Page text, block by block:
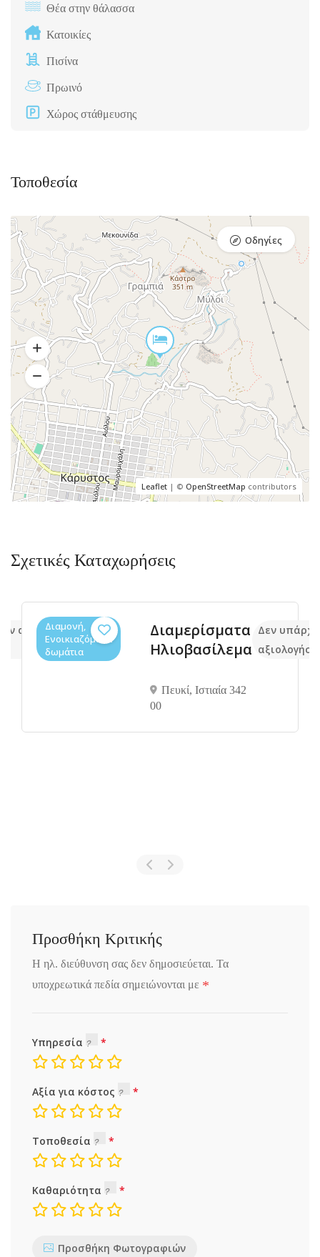
Θέα στην θάλασσα
Κατοικίες
Πισίνα
Πρωινό
Χώρος στάθμευσης
Τοποθεσία
Leaflet | © OpenStreetMap contributors
Οδηγίες
Σχετικές Καταχωρήσεις
ακόμαΔιαμονή,
Ενοικιαζόμενα
δωμάτια
Διαμερίσματα
Ηλιοβασίλεμα
Πευκί, Ιστιαία 342
00
Δεν
Προσθήκη Κριτικής
Η ηλ. διεύθυνση σας δεν δημοσιεύεται. Τα
υποχρεωτικά πεδία σημειώνονται με *
Υπηρεσία
Αξία για κόστος
Τοποθεσία
Καθαριότητα
Προσθήκη Φωτογραφιών